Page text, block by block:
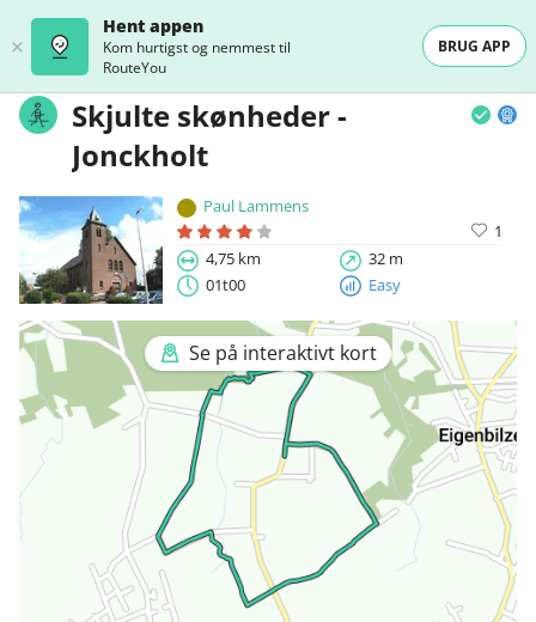
Hent appen
Kom hurtigst og nemmest til
RouteYou
BRUG APP
Skjulte skønheder -
Jonckholt
Paul Lammens
1
4,75 km
32 m
01t00
Easy
Se på interaktivt kort